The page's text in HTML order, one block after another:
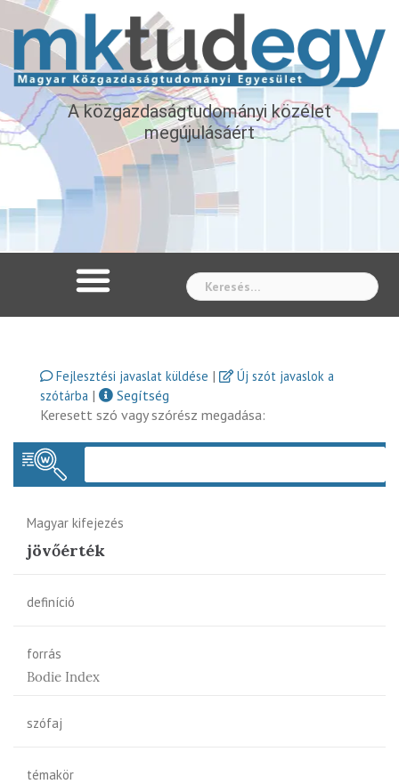
A közgazdaságtudományi közélet
megújulásáért
Fejlesztési javaslat küldése |
Új szót javaslok a
szótárba |
Segítség
Keresett szó vagy szórész megadása:
Magyar kifejezés
jövőérték
definíció
forrás
Bodie Index
szófaj
témakör